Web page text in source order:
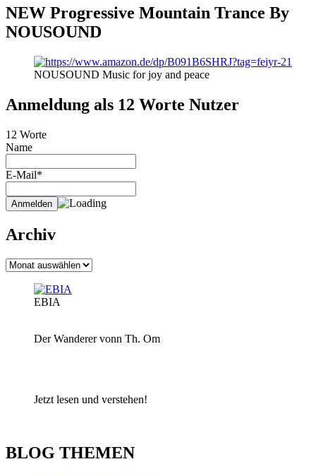
NEW Progressive Mountain Trance By
NOUSOUND
NOUSOUND Music for joy and peace
Anmeldung als 12 Worte Nutzer
12 Worte
Name
E-Mail*
Archiv
Archiv
EBIA
Der Wanderer vonn Th. Om
Jetzt lesen und verstehen!
BLOG THEMEN